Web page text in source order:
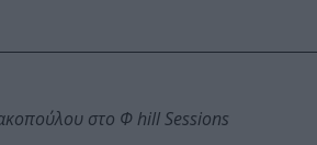
στο Φ hill Sessions